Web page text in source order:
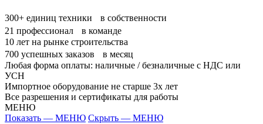
300+ единиц техники в собственности
21 профессионал в команде
10 лет на рынке строительства
700 успешных заказов в месяц
Любая форма оплаты: наличные / безналичные с НДС или
УСН
Импортное оборудование не старше 3х лет
Все разрешения и сертификаты для работы
МЕНЮ
Показать — МЕНЮ Скрыть — МЕНЮ